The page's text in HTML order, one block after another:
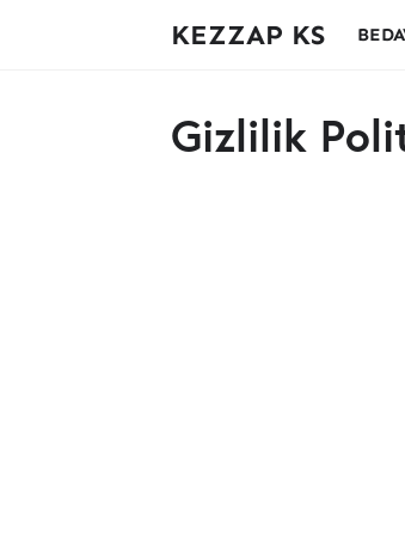
KEZZAP KS
Gizlilik